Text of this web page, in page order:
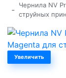
-
Чернила NV
струйных
Увеличить